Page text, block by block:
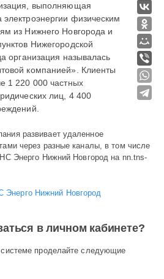
выполняющая
физическим
из Нижнего Новгорода и
Нижегородской
организация называлась
компанией». Клиенты
1 220 000 частных
лиц, 4 400
развивает удаленное
через разные каналы, в том числе
Энерго Нижний Новгород на nn.tns-
в личном кабинете?
проделайте следующие